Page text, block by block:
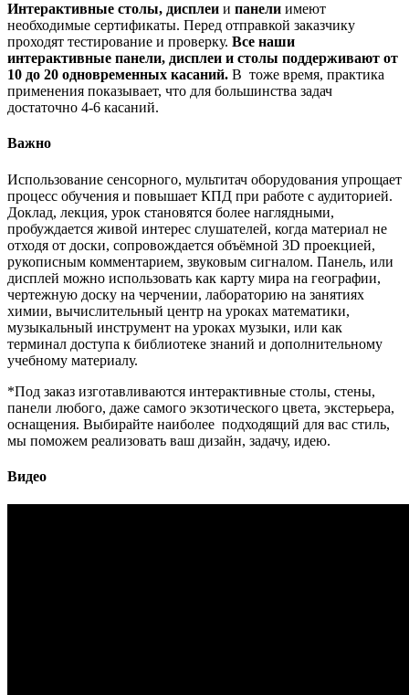
Интерактивные столы, дисплеи и панели имеют
необходимые сертификаты. Перед отправкой заказчику
проходят тестирование и проверку. Все наши
интерактивные панели, дисплеи и столы поддерживают от
10 до 20 одновременных касаний. В тоже время, практика
применения показывает, что для большинства задач
достаточно 4-6 касаний.
Важно
Использование сенсорного, мультитач оборудования упрощает
процесс обучения и повышает КПД при работе с аудиторией.
Доклад, лекция, урок становятся более наглядными,
пробуждается живой интерес слушателей, когда материал не
отходя от доски, сопровождается объёмной 3D проекцией,
рукописным комментарием, звуковым сигналом. Панель, или
дисплей можно использовать как карту мира на географии,
чертежную доску на черчении, лабораторию на занятиях
химии, вычислительный центр на уроках математики,
музыкальный инструмент на уроках музыки, или как
терминал доступа к библиотеке знаний и дополнительному
учебному материалу.
*Под заказ изготавливаются интерактивные столы, стены,
панели любого, даже самого экзотического цвета, экстерьера,
оснащения. Выбирайте наиболее подходящий для вас стиль,
мы поможем реализовать ваш дизайн, задачу, идею.
Видео